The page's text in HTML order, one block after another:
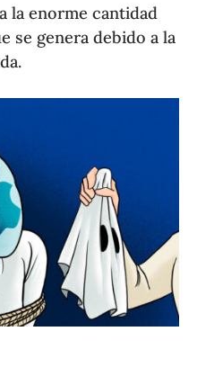
la enorme cantidad
se genera debido a la